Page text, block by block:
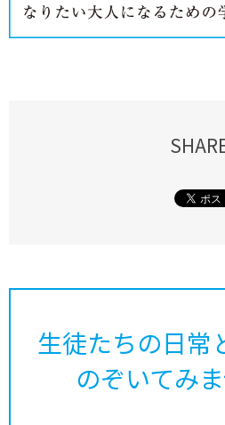
生徒たちの日常
のぞいてみ